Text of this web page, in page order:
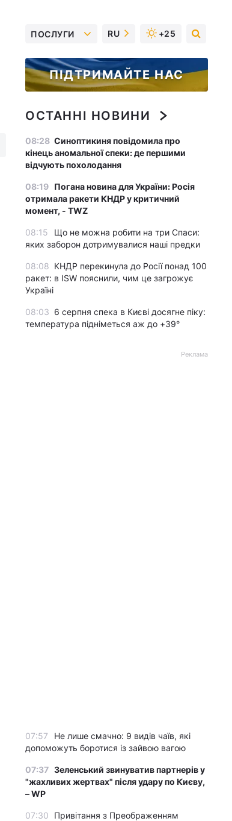
ПОСЛУГИ RU +25
ПІДТРИМАЙТЕ НАС
ОСТАННІ НОВИНИ
08:28 Синоптикиня повідомила про
кінець аномальної спеки: де першими
відчують похолодання
08:19 Погана новина для України: Росія
отримала ракети КНДР у критичний
момент, - TWZ
08:15
Що не можна робити на три Спаси:
яких заборон дотримувалися наші предки
08:08 КНДР перекинула до Росії понад 100
ракет: в ISW пояснили, чим це загрожує
Україні
08:03 6 серпня спека в Києві досягне піку:
температура підніметься аж до +39°
Реклама
07:57
Не лише смачно: 9 видів чаїв, які
допоможуть боротися із зайвою вагою
07:37 Зеленський звинуватив партнерів у
"жахливих жертвах" після удару по Києву,
– WP
07:30
Привітання з Преображенням